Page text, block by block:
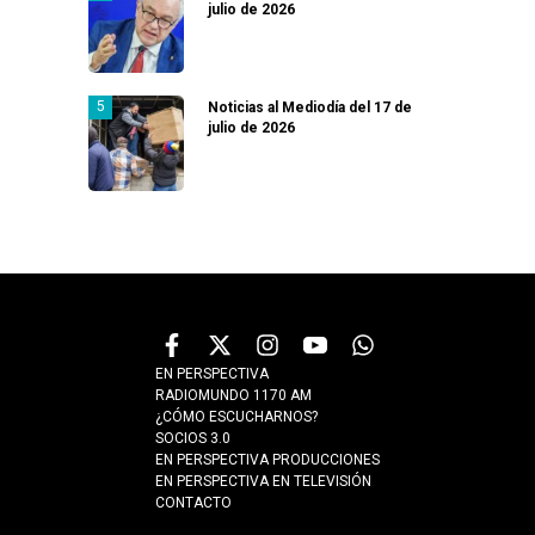
julio de 2026
Noticias al Mediodía del 17 de
julio de 2026
EN PERSPECTIVA
RADIOMUNDO 1170 AM
¿CÓMO ESCUCHARNOS?
SOCIOS 3.0
EN PERSPECTIVA PRODUCCIONES
EN PERSPECTIVA EN TELEVISIÓN
CONTACTO